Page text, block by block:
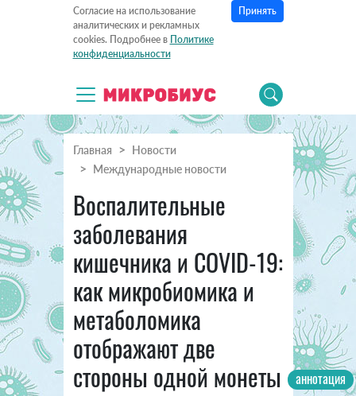
Согласие на использование
аналитических и рекламных
cookies. Подробнее в Политике
конфиденциальности
Принять
Главная
Новости
Международные новости
Воспалительные
заболевания
кишечника и COVID-19:
как микробиомика и
метаболомика
отображают две
стороны одной монеты
аннотация